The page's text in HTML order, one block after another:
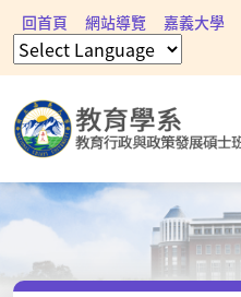
回首頁 網站導覽 嘉義大學